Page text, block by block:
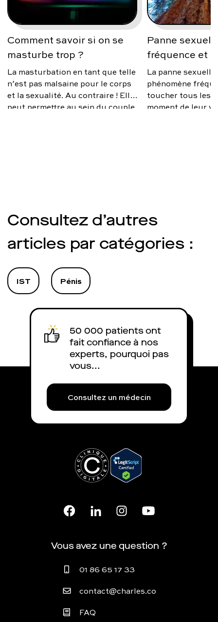
Comment savoir si on se
masturbe trop ?
La masturbation en tant que telle
n’est pas malsaine pour le corps
et la sexualité. Au contraire ! Elle
peut permettre au sein du couple
qui, lui, peut induire des
problèmes d’érection. Et le risque
est de cumuler la masturbation
avec un visionnage trop
le point.
Panne
fréquence et
La panne
phénomène
toucher tous les
moment de leur
Consultez d’autres
articles par catégories :
IST Pénis
50 000 patients ont
fait confiance à nos
experts, pourquoi pas
vous...
Consultez un médecin
Vous avez une question ?
01 86 65 17 33
contact@charles.co
FAQ